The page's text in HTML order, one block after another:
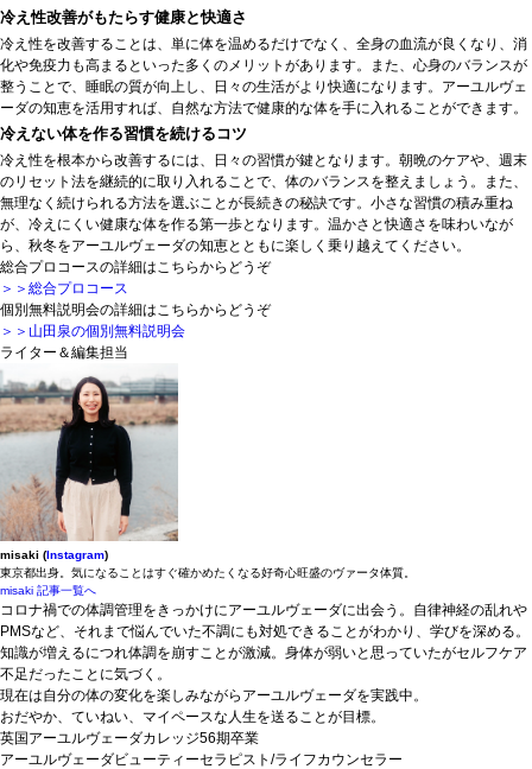
冷え性改善がもたらす健康と快適さ
冷え性を改善することは、単に体を温めるだけでなく、全身の血流が良くなり、消
化や免疫力も高まるといった多くのメリットがあります。また、心身のバランスが
整うことで、睡眠の質が向上し、日々の生活がより快適になります。アーユルヴェ
ーダの知恵を活用すれば、自然な方法で健康的な体を手に入れることができます。
冷えない体を作る習慣を続けるコツ
冷え性を根本から改善するには、日々の習慣が鍵となります。朝晩のケアや、週末
のリセット法を継続的に取り入れることで、体のバランスを整えましょう。また、
無理なく続けられる方法を選ぶことが長続きの秘訣です。小さな習慣の積み重ね
が、冷えにくい健康な体を作る第一歩となります。温かさと快適さを味わいなが
ら、秋冬をアーユルヴェーダの知恵とともに楽しく乗り越えてください。
総合プロコースの詳細はこちらからどうぞ
＞＞総合プロコース
個別無料説明会の詳細はこちらからどうぞ
＞＞山田泉の個別無料説明会
ライター＆編集担当
misaki (Instagram)
東京都出身。気になることはすぐ確かめたくなる好奇心旺盛のヴァータ体質。
misaki 記事一覧へ
コロナ禍での体調管理をきっかけにアーユルヴェーダに出会う。自律神経の乱れや
PMSなど、それまで悩んでいた不調にも対処できることがわかり、学びを深める。
知識が増えるにつれ体調を崩すことが激減。身体が弱いと思っていたがセルフケア
不足だったことに気づく。
現在は自分の体の変化を楽しみながらアーユルヴェーダを実践中。
おだやか、ていねい、マイペースな人生を送ることが目標。
英国アーユルヴェーダカレッジ56期卒業
アーユルヴェーダビューティーセラピスト/ライフカウンセラー